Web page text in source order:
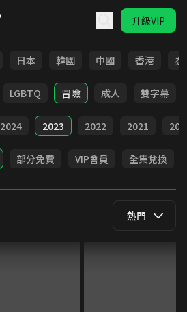
升級VIP
日本 韓國 中國 香港 泰
LGBTQ 冒險 成人 雙字幕
2024 2023 2022 2021
部分免費 VIP會員 全集兌換
熱門